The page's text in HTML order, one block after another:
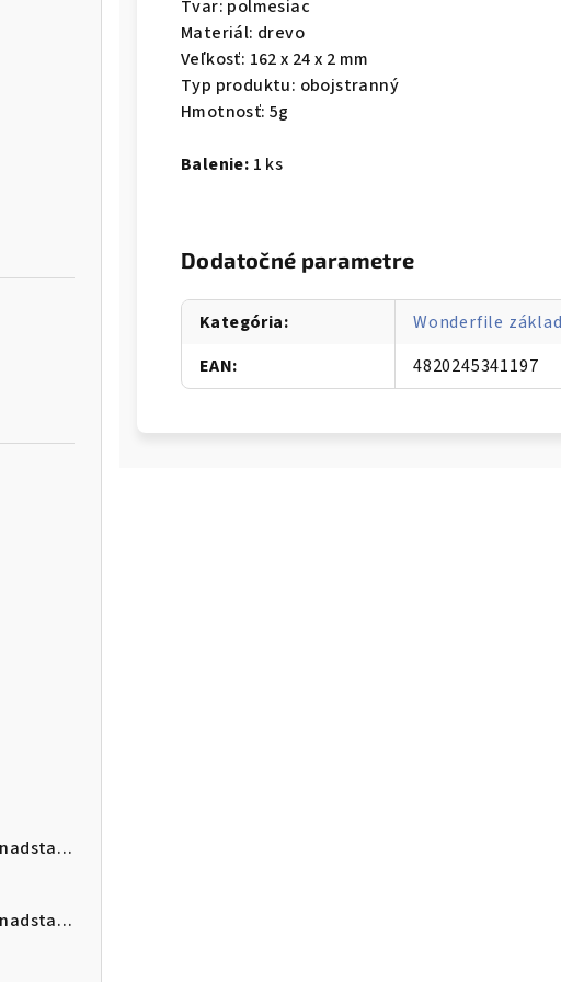
Staleks Diamantový brúsny nadstavec - “frustum” red - FA70R025/8
Staleks Diamantový brúsny nadstavec - “ball” red 3,5 - FA01R035
Tvar: polmesiac
Materiál: drevo
Veľkosť: 162 x 24 x 2 mm
Typ produktu: obojstranný
Hmotnosť: 5g
Balenie: 1 ks
Dodatočné parametre
Kategória:
Wonderfile
EAN: 4820245341197